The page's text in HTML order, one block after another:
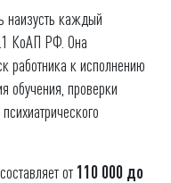
наизусть каждый
КоАП РФ. Она
работника к исполнению
обучения, проверки
от 110 000 до